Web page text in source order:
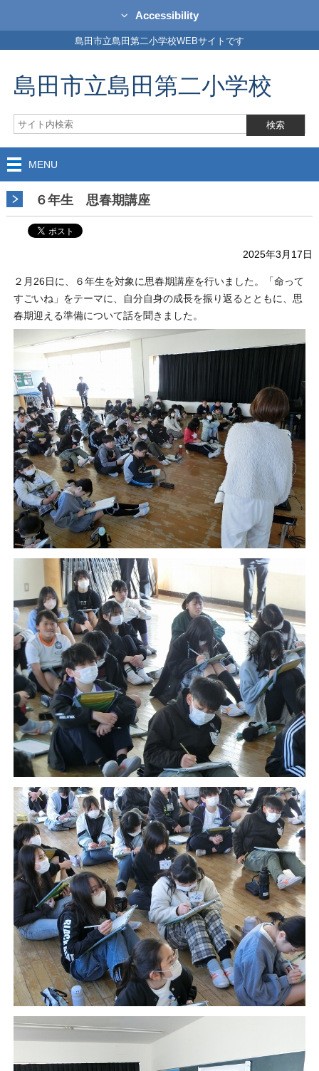
Accessibility
島田市立島田第二小学校WEBサイトです
島田市立島田第二小学校
MENU
６年生 思春期講座
2025年3月17日
２月26日に、６年生を対象に思春期講座を行いました。「命って
すごいね」をテーマに、自分自身の成長を振り返るとともに、思
春期迎える準備について話を聞きました。